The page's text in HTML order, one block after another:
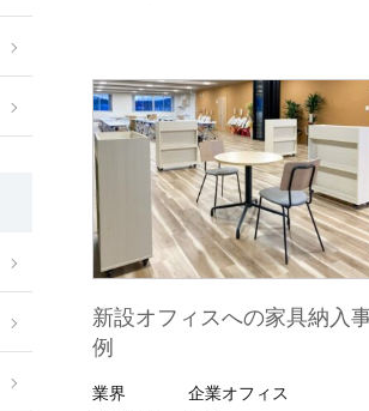
新設オフィスへの家具納入
例
業界
企業オフィス